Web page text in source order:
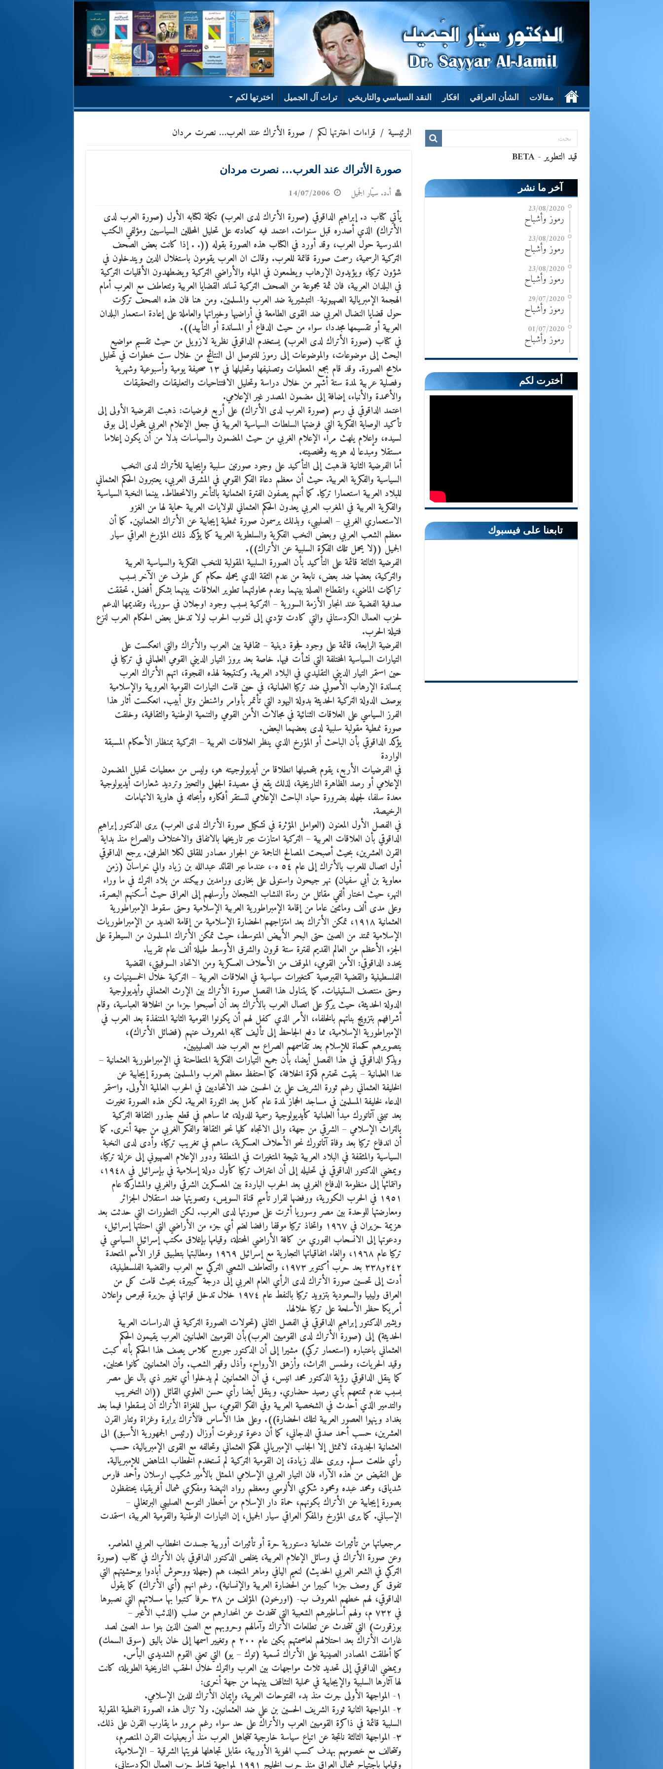
مقالات الشأن العراقي افكار النقد السياسي والتاريخي تراث آل الجميل اخترتها لكم
الرئيسية / قراءات اخترتها لكم / صورة الأتراك عند العرب… نصرت مردان
صورة الأتراك عند العرب… نصرت مردان
أ.د. سيّار الجَميل 14/07/2006
يأتي كتاب د. إبراهيم الداقوقي (صورة الأتراك لدى العرب) تكملة لكتابه الأول (صورة العرب لدى
الأتراك) الذي أصدره قبل سنوات. اعتمد فيه كعادته على تحليل المحللين السياسيين ومؤلفي الكتب
المدرسية حول العرب، وقد أورد في الكتاب هذه الصورة بقوله ((. . إذا كانت بعض الصحف
التركية الرسمية، رسمت صورة قاتمة للعرب. وقالت ان العرب يقومون باستغلال الدين ويتدخلون في
شؤون تركيا، ويؤيدون الإرهاب ويطمعون في المياه والأراضي التركية ويضطهدون الأقليات التركية
في البلدان العربية، فان ثمة مجموعة من الصحف التركية تساند القضايا العربية وتتعاطف مع العرب أمام
الهجمة الإمبريالية الصهيونية- التبشيرية ضد العرب والمسلمين. ومن هنا فان هذه الصحف تركزت
حول قضايا النضال العربي ضد القوى الطامعة في أراضيها وخيراتها والعاملة على إعادة استعمار البلدان
العربية أو تقسيمها مجددا، سواء من حيث الدفاع أو المساندة أو التأييد)).
في كتاب (صورة الأتراك لدى العرب) يستخدم الداقوقي نظرية لازويل من حيث تقسيم مواضيع
البحث إلى موضوعات، والموضوعات إلى رموز للتوصل الى النتائج من خلال ست خطوات في تحليل
ملامح الصورة. وقد قام بجمع المعطيات وتصنيفها وتحليلها في ۱۳ صحيفة يومية وأسبوعية وشهرية
وفصلية عربية لمدة ستة أشهر من خلال دراسة وتحليل الافتتاحيات والتعليقات والتحقيقات
والأعمدة والأنباء، إضافة إلى مضمون المصدر غير الإعلامي.
اعتمد الداقوقي في رسم (صورة العرب لدى الأتراك) على أربع فرضيات: ذهبت الفرضية الأولى إلى
تأكيد الوصاية الفكرية التي فرضتها السلطات السياسية العربية في جعل الإعلام العربي يتحول إلى بوق
لسيده، وإعلام يلهث مراء الإعلام الغربي من حيث المضمون والسياسات بدلا من أن يكون إعلاما
مستقلا ومبدعا له هويته وشخصيته.
أما الفرضية الثانية فذهبت إلى التأكيد على وجود صورتين سلبية وإيجابية للأتراك لدى النخب
السياسية والفكرية العربية. حيث أن معظم دعاة الفكر القومي في المشرق العربي، يعتبرون الحكم العثماني
للبلاد العربية استعمارا تركيا. كما أنهم يصفون الفترة العثمانية بالتأخر والانحطاط. بينما النخبة السياسية
والفكرية العربية في المغرب العربي يعدون الحكم العثماني للولايات العربية حماية لها من الغزو
الاستعماري الغربي – الصليبي، وبذلك يرسمون صورة نمطية إيجابية عن الأتراك العثمانيين. كما أن
معظم الشعب العربي وبعض النخب الفكرية والسلطوية العربية كما يؤكد ذلك المؤرخ العراقي سيار
الجميل ((لا يحمل تلك الفكرة السلبية عن الأتراك)).
الفرضية الثالثة قائمة على التأكيد بأن الصورة السلبية المقولبة للنخب الفكرية والسياسية العربية
والتركية، بعضها ضد بعض، نابعة من عدم الثقة الذي يحمله حكام كل طرف عن الآخر بسبب
تراكمات الماضي، وانقطاع الصلة بينهما وعدم محاولتهما تطوير العلاقات بينهما بشكل أفضل. تحققت
صدفية الفضية عند انجار الأزمة السورية – التركية بسبب وجود اوجلان في سوريا، وتقديمها الدعم
لحزب العمال الكردستاني والتي كادت تؤدي إلى نشوب الحرب لولا تدخل بعض الحكام العرب لنزع
فتيلة الحرب.
الفرضية الرابعة، قائمة على وجود فجوة دينية – ثقافية بين العرب والأتراك والتي انعكست على
التيارات السياسية المختلفة التي نشأت فيها. خاصة بعد بروز التيار الديني القومي العلماني في تركيا في
حين استمر التيار الديني التقليدي في البلاد العربية. وكنتيجة لهذه الفجوة، اتهم الأتراك العرب
بمساندة الإرهاب الأصولي ضد تركيا العلمانية، في حين قامت التيارات القومية العروبية والإسلامية
بوصف الدولة التركية الحديثة بدولة اليهود التي تأتمر بأوامر واشنطن وتل أبيب. انعكست أثار هذا
الفرز السياسي على العلاقات الثنائية في مجالات الأمن القومي والتنمية الوطنية والثقافية، وخلقت
صورة نمطية مقولبة سلبية لدى بعضهما البعض.
يؤكد الداقوقي بأن الباحث أو المؤرخ الذي ينظر العلاقات العربية – التركية بمنظار الأحكام المسبقة
الواردة
في الفرضيات الأربع، يقوم بتحميلها انطلاقا من أيديولوجيته هو، وليس من معطيات تحليل المضمون
الإعلامي أو رصد الظاهرة التاريخية، لذلك يقع في مصيدة الجهل والتحيز وترديد شعارات أيديولوجية
معدة سلفا، لجهله بضرورة حياد الباحث الإعلامي لتستقر أفكاره وأبحاثه في هاوية الاتهامات
الرخيصة.
في الفصل الأول المعنون (العوامل المؤثرة في تشكيل صورة الأتراك لدى العرب) يرى الدكتور إبراهيم
الداقوقي بأن العلاقات العربية – التركية امتازت عبر تاريخها بالاتفاق والاختلاف والصراع منذ بداية
القرن العشرين، بحيث أصبحت المصالح الناجمة عن الجوار مصادر للقلق لكلا الطرفين. يرجع الداقوقي
أول اتصال للعرب بالأتراك إلى عام ٥٤ ه-، عندما عبر القائد عبدالله بن زياد والي خراسان (زمن
معاوية بن أبي سفيان) نهر جيحون واستولى على بخارى ورامدين وبيكند من بلاد الترك في ما وراء
النهر، حيث اختار ألفي مقاتل من رماة النشاب الشجعان وأرسلهم إلى العراق حيث أسكنهم البصرة.
وعلى مدى ألف ومائتين عاما من إقامة الإمبراطورية العربية الإسلامية وحتى سقوط الإمبراطورية
العثمانية ۱٩۱٨، تمكن الأتراك بعد امتزاجهم الحضارة الإسلامية من إقامة العديد من الإمبراطوريات
الإسلامية تمتد من الصين حتى البحر الأبيض المتوسط، حيث تمكن الأتراك المسلمون من السيطرة على
الجزء الأعظم من العالم القديم لفترة ستة قرون والشرق الأوسط طيلة ألف عام تقريبا.
يحدد الداقوقي: الأمن القومي، الموقف من الأحلاف العسكرية ومن الاتحاد السوفيتي، القضية
الفلسطينية والقضية القبرصية كمتغيرات سياسية في العلاقات العربية – التركية خلال الخمسينيات و،
وحتى منتصف الستينيات. كما يتناول هذا الفصل صورة الأتراك بين الإرث العثماني وأيديولوجية
الدولة الحديثة، حيث يركز على اتصال العرب بالأتراك بعد أن أصبحوا جزءا من الخلافة العباسية، وقام
أشرافهم بتزويج بناتهم بالخلفاء، الأمر الذي كفل لهم أن يكونوا القومية الثانية المتنفذة بعد العرب في
الإمبراطورية الإسلامية، مما دفع الجاحظ إلى تأليف كتابه المعروف عنهم (فضائل الأتراك)،
بتصويرهم كحماة للإسلام بعد تقاسمهم الصراع مع العرب ضد الصليبيين.
ويذكر الداقوقي في هذا الفصل أيضا، بأن جميع التيارات الفكرية المتطاحنة في الإمبراطورية العثمانية –
عدا العلمانية – بقيت تحترم فكرة الخلافة، كما احتفظ معظم العرب والمسلمين بصورة إيجابية عن
الخليفة العثماني رغم ثورة الشريف علي بن الحسين ضد الاتحاديين في الحرب العالمية الأولى. واستمر
الدعاء لخليفة المسلمين في مساجد الحجاز لمدة عام كامل بعد الثورة العربية. لكن هذه الصورة تغيرت
بعد تبني آتاتورك مبدأ العلمانية كأيديولوجية رسمية للدولة، مما ساهم في قطع جذور الثقافة التركية
بالتراث الإسلامي – الشرقي من جهة، والى الاتجاه كليا نحو الثقافة والفكر الغربي من جهة أخرى. كما
أن اندفاع تركيا بعد وفاة آتاتورك نحو الأحلاف العسكرية، ساهم في تغريب تركيا، وأدى لدى النخبة
السياسية والمثقفة في البلاد العربية نتيجة المتغيرات في المنطقة ودور الإعلام الصهيوني إلى عزلة تركيا،
ويمضي الدكتور الداقوقي في تحليله إلى أن اعتراف تركيا كأول دولة إسلامية في بإسرائيل في ۱٩٤٨،
وانتمائها إلى منظومة الدفاع الغربي بعد الحرب الباردة بين المعسكرين الشرقي والغربي والمشاركة عام
۱٩٥۱ في الحرب الكورية، ورفضها لقرار تأميم قناة السويس، وتصويتها ضد استقلال الجزائر
ومعارضتها للوحدة بين مصر وسوريا أثرت على صورتها لدى العرب. لكن التطورات التي حدثت بعد
هزيمة حزيران في ۱٩٦٧ واتخاذ تركيا موقفا رافضا لضم أي جزء من الأراضي التي احتلتها إسرائيل،
ودعوتها إلى الانسحاب الفوري من كافة الأراضي المحتلة، وقيامها بإغلاق مكتب إسرائيل السياسي في
تركيا عام ۱٩٦٨، وإلغاء اتفاقياتها التجارية مع إسرائيل ۱٩٦٩ ومطالبتها بتطبيق قرار الأمم المتحدة
٢٤٢و۳۳٨ بعد حرب أكتوبر ۱٩٧۳، والتعاطف الشعبي التركي مع العرب والقضية الفلسطينية،
أدت إلى تحسين صورة الأتراك لدى الرأي العام العربي إلى درجة كبيرة، بحيث قامت كل من
العراق وليبيا والسعودية بتزويد تركيا بالنفط عام ۱٩٧٤ خلال تدخل قواتها في جزيرة قبرص وإعلان
أمريكا حظر الأسلحة على تركيا خلالها.
ويشير الدكتور إبراهيم الداقوقي في الفصل الثاني (تحولات الصورة التركية في الدراسات العربية
الحديثة) إلى (صورة الأتراك لدى القوميين العرب)بأن القوميين العلمانيين العرب يقيمون الحكم
العثماني باعتباره (استعمار تركي) مشيرا إلى أن الدكتور جورج كلاس يصف هذا الحكم بأنه كبت
وقيد الحريات، وطمس التراث، وأزهق الأرواح، وأذل وقهر الشعب. وأن العثمانيين كانوا محتلين.
كما ينقل الداقوقي رؤية الدكتور محمد انيس، في أن العثمانيين لم يدخلوا أي تغيير ذي بال على مصر
بسبب عدم تمتعهم بأي رصيد حضاري. وينقل أيضا رأي حسن العلوي القائل ((ان التخريب
والتدمير الذي أحدث في الشخصية العربية وفي الفكر القومي، سهل للغزاة الأتراك أن يسقطوا فيما بعد
بغداد وينهوا العصور العربية لتلك الحضارة)). وعلى هذا الأساس فالأتراك برابرة وغزاة وتتار القرن
العشرين، حسب أحمد صدقي الدجاني، كما أن دعوة تورغوت أوزال (رئيس الجمهورية الأسبق) الى
العثمانية الجديدة، لاتمثل إلا الجانب الإمبريالي للحكم العثماني وتحالفه مع القوى الإمبريالية، حسب
رأي طلعت مسلم. ويرى خالد زيادة، إن القومية التركية لم تستخدم الخطاب المناهض للإمبريالية.
على النقيض من هذه الآراء فان التيار العربي الإسلامي الممثل بالأمير شكيب ارسلان وأحمد فارس
شدياق، ومحمد عبده ومحمود شكري الألوسي ومعظم رواد النهضة ومفكري شمال أفريقيا، يحتفظون
بصورة إيجابية عن الأتراك بكونهم، حماة دار الإسلام من أخطار التوسع الصليبي البرتغالي –
الإسباني. كما يرى المؤرخ والمفكر العراقي سيار الجميل، إن التيارات الوطنية والقومية العربية، استمدت
مرجعياتها من تأثيرات عثمانية دستورية حرة أو تأثيرات أوربية جسدت الخطاب العربي المعاصر.
وعن صورة الأتراك في وسائل الإعلام العربية، يخلص الدكتور الداقوقي بان الأتراك في كتاب (صورة
التركي في الشعر العربي الحديث) لنعيم اليافي وماهر المنجد، هم (جهلة ووحوش أبادوا بوحشيتهم التي
تفوق كل وصف جزءا كبيرا من الحضارة العربية والإنسانية). رغم انهم (أي الأتراك) كما يقول
الداقوقي، لهم خطهم المعروف ب- (اورخون) المؤلف من ۳٨ حرفا كتبوا بها مسلاتهم التي نصبوها
في ٧۳٢ م، ولهم أساطيرهم الشعبية التي تتحدث عن انحدارهم من صلب (الذئب الأغبر –
بوزقورت) التي تتحدث عن تطلعات الأتراك وآمالهم وحروبهم مع الصين الذين بنوا سد الصين لصد
غارات الأتراك بعد احتلالهم لعاصمتهم بكين عام ٢۰۰ م وتغيير اسمها إلى خان باليق (سوق السمك)
كما أطلقت المصادر الصينية على الأتراك تسمية (توك – يو) التي تعني القوم الشديدي البأس.
ويمضي الداقوقي إلى تحديد ثلاث مواجهات بين العرب والترك خلال الحقب التاريخية الطويلة، كانت
لها آثارها السلبية والإيجابية في عملية التثاقف بينهما من جهة أخرى:
۱- المواجهة الأولى جرت منذ بدء الفتوحات العربية، وإيمان الأتراك للدين الإسلامي.
٢- المواجهة الثانية ثورة الشريف الحسين بن علي ضد العثمانيين. ولا تزال هذه الصورة النمطية المقولبة
السلبية قائمة في ذاكرة القوميين العرب والأتراك على حد سواء رغم مرور ما يقارب القرن على ذلك.
۳- المواجهة الثالثة ناتجة عن اتباع سياسة خارجية تتجاهل العرب منذ أربعينيات القرن المنصرم،
وتتحالف مع خصومهم بهدف كسب الهوية الأوربية، مقابل تجاهلها لهويتها الشرقية – الإسلامية،
وقيامها باجتياح شمال العراق منذ حرب الخليج ۱٩٩۱ لمواجهة نشاط حزب العمال الكردستاني،
آخر ما نشر
23/08/2020
رموز وأشباح
23/08/2020
رموز وأشباح
23/08/2020
رموز وأشباح
29/07/2020
رموز وأشباح
01/07/2020
رموز وأشباح
أخترت لكم
تابعنا على فيسبوك